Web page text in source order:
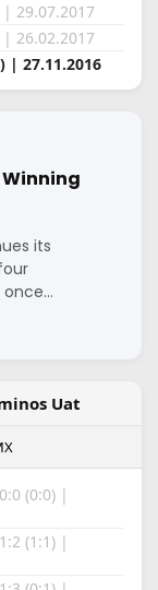
| 29.07.2017
26.02.2017
| 27.11.2016
Winning
its
once…
Uat
(0:0) |
1:2 (1:1) |